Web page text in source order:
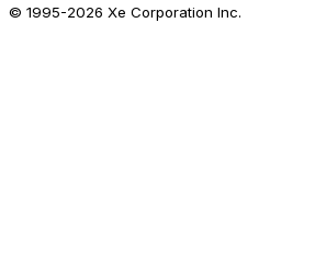
© 1995-2026 Xe Corporation Inc.